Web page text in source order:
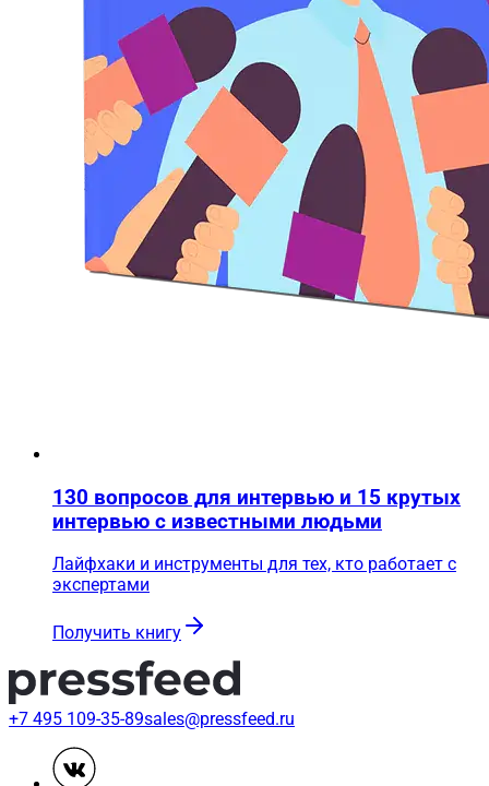
130 вопросов для интервью и 15 крутых
интервью с известными людьми
Лайфхаки и инструменты для тех, кто работает с
экспертами
Получить книгу
+7 495 109-35-89sales@pressfeed.ru